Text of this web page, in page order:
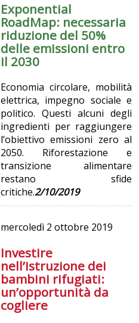
Exponential
RoadMap: necessaria
riduzione del 50%
delle emissioni entro
il 2030
Economia circolare, mobilità
elettrica, impegno sociale e
politico. Questi alcuni degli
ingredienti per raggiungere
l’obiettivo emissioni zero al
2050. Riforestazione e
transizione alimentare
restano sfide
critiche.2/10/2019
mercoledì 2 ottobre 2019
Investire
nell’istruzione dei
bambini rifugiati:
un’opportunità da
cogliere